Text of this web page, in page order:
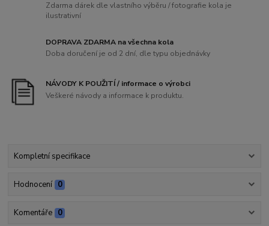
Zdarma dárek dle vlastního výběru / fotografie kola je
ilustrativní
DOPRAVA ZDARMA na všechna kola
Doba doručení je od 2 dní, dle typu objednávky
NÁVODY K POUŽITÍ / informace o výrobci
Veškeré návody a informace k produktu.
Kompletní specifikace
Hodnocení 0
Komentáře 0